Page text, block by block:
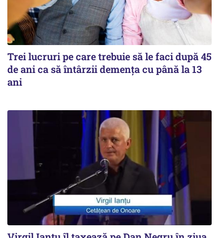
Trei lucruri pe care trebuie să le faci după 45
de ani ca să întârzii demența cu până la 13
ani